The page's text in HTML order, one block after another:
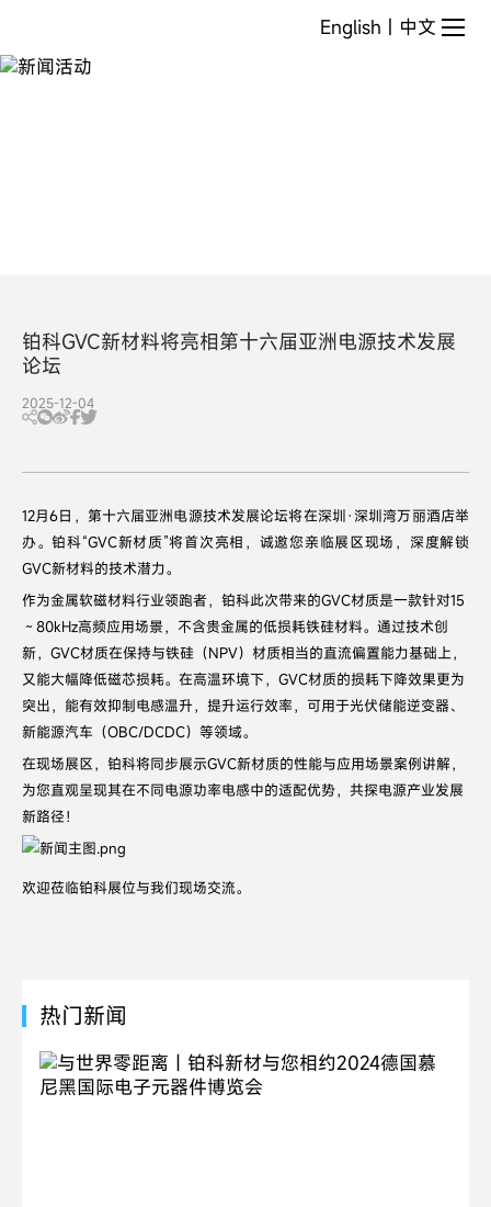
活
English 中文
铂科GVC新材料将亮相第十六届亚洲电源技术发展
论坛
2025-12-04
12月6日，第十六届亚洲电源技术发展论坛将在深圳·深圳湾万丽酒店举
办。铂科“GVC新材质”将首次亮相，诚邀您亲临展区现场，深度解锁
GVC新材料的技术潜力。
作为金属软磁材料行业领跑者，铂科此次带来的GVC材质是一款针对15
～80kHz高频应用场景，不含贵金属的低损耗铁硅材料。通过技术创
新，GVC材质在保持与铁硅（NPV）材质相当的直流偏置能力基础上，
又能大幅降低磁芯损耗。在高温环境下，GVC材质的损耗下降效果更为
突出，能有效抑制电感温升，提升运行效率，可用于光伏储能逆变器、
新能源汽车（OBC/DCDC）等领域。
在现场展区，铂科将同步展示GVC新材质的性能与应用场景案例讲解，
为您直观呈现其在不同电源功率电感中的适配优势，共探电源产业发展
新路径！
欢迎莅临铂科展位与我们现场交流。
热门新闻